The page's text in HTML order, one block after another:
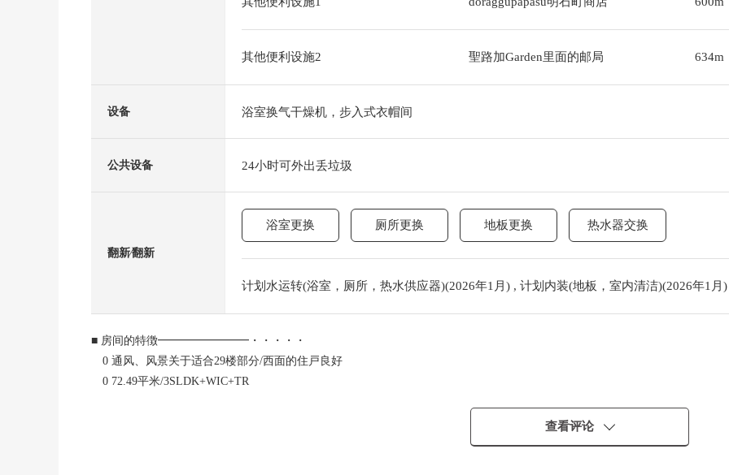
其他便利设施2 聖路加Garden里面的邮局 634m
设备 浴室换气干燥机，步入式衣帽间
公共设备 24小时可外出丢垃圾
翻新⁄翻新
浴室更换 厕所更换 地板更换 热水器交换
计划水运转(浴室，厕所，热水供应器)(2026年1月) , 计划内装(地板，室内清洁)(2026年1月)
■ 房间的特徴━━━━━━━━・・・・・
0 通风、风景关于适合29楼部分/西面的住戸良好
0 72.49平米/3SLDK+WIC+TR
查看评论